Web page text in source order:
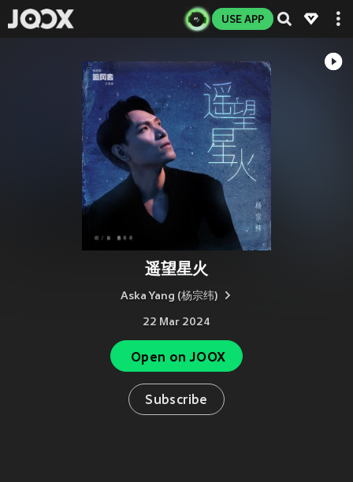
USE APP
遥望星火
Aska Yang (杨宗纬)
22 Mar 2024
Open on JOOX
Subscribe